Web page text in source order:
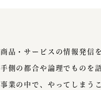
品・サービスの情報発信
側の都合や論理でものを
業の中で、やってしまう